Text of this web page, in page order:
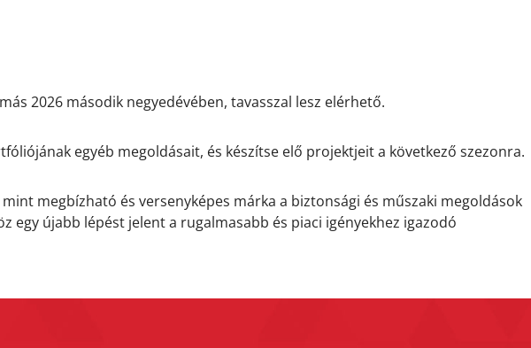
2026 második negyedévében, tavasszal lesz elérhető.
egyéb megoldásait, és készítse elő projektjeit a következő szezonra.
megbízható és versenyképes márka a biztonsági és műszaki megoldások
egy újabb lépést jelent a rugalmasabb és piaci igényekhez igazodó